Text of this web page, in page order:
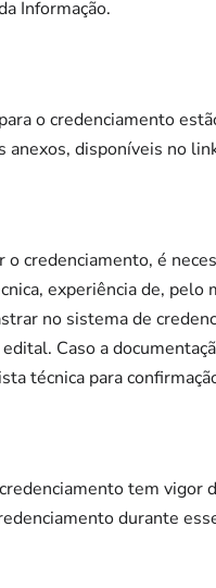
Informação.
o credenciamento
anexos, disponíveis no
o credenciamento, é
experiência de, pelo
no sistema de
Caso a
técnica para
tem vigor
durante